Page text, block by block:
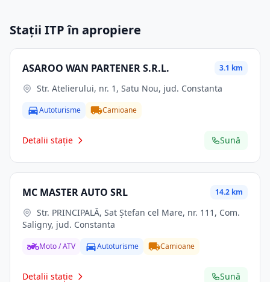
Stații ITP în apropiere
ASAROO WAN PARTENER S.R.L. 3.1 km
Str. Atelierului, nr. 1, Satu Nou, jud. Constanta
Autoturisme Camioane
Detalii stație Sună
MC MASTER AUTO SRL 14.2 km
Saligny, jud. Constanta
Moto / ATV Autoturisme Camioane
Detalii stație Sună